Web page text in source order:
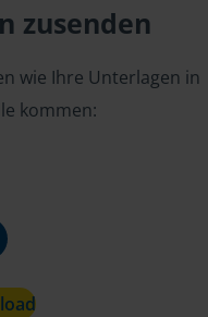
zusenden
wie Ihre Unterlagen in
kommen: